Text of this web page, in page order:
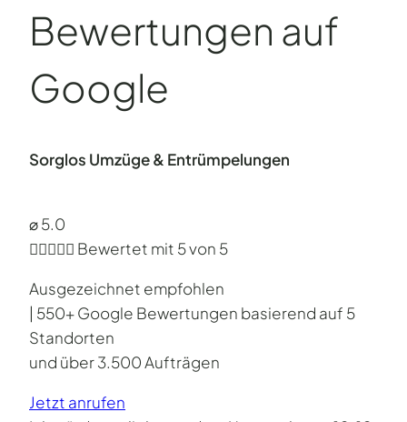
Bewertungen auf
Google
Sorglos Umzüge & Entrümpelungen
⌀ 5.0
 Bewertet mit 5 von 5
Ausgezeichnet empfohlen
| 550+ Google Bewertungen basierend auf 5
Standorten
und über 3.500 Aufträgen
Jetzt anrufen